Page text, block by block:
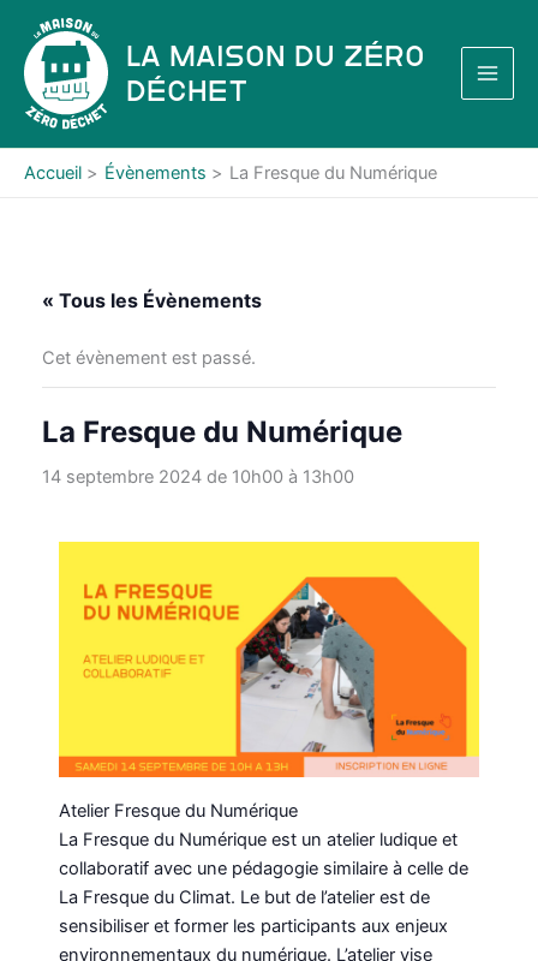
contenu
La Maison du Zéro
Déchet
Accueil Évènements La Fresque du Numérique
« Tous les Évènements
Cet évènement est passé.
La Fresque du Numérique
14 septembre 2024 de 10h00à 13h00
Atelier Fresque du Numérique
La Fresque du Numérique est un atelier ludique et
collaboratif avec une pédagogie similaire à celle de
La Fresque du Climat. Le but de l’atelier est de
sensibiliser et former les participants aux enjeux
environnementaux du numérique. L’atelier vise